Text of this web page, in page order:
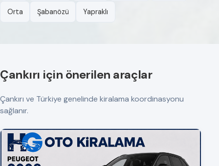
Orta Şabanözü Yapraklı
Çankırı için önerilen araçlar
Çankırı ve Türkiye genelinde kiralama koordinasyonu
sağlanır.